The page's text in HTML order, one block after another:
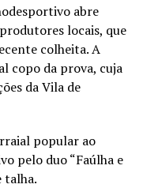
abre
locais, que
colheita. A
copo da prova, cuja
da Vila de
popular ao
pelo duo “Faúlha e
talha.